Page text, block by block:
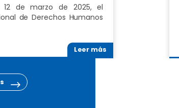
12 de marzo de 2025, el
de Derechos Humanos
Leer más